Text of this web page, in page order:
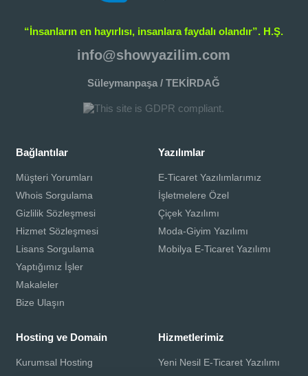
“İnsanların en hayırlısı, insanlara faydalı olandır”. H.Ş.
info@showyazilim.com
Süleymanpaşa / TEKİRDAĞ
Bağlantılar
Müşteri Yorumları
Whois Sorgulama
Gizlilik Sözleşmesi
Hizmet Sözleşmesi
Lisans Sorgulama
Yaptığımız İşler
Makaleler
Bize Ulaşın
Yazılımlar
E-Ticaret Yazılımlarımız
İşletmelere Özel
Çiçek Yazılımı
Moda-Giyim Yazılımı
Mobilya E-Ticaret Yazılımı
Hosting ve Domain
Kurumsal Hosting
Hizmetlerimiz
Yeni Nesil E-Ticaret Yazılımı